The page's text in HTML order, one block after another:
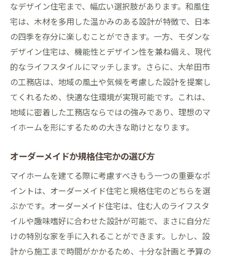
なデザイン住宅まで、幅広い選択肢があります。和風住
宅は、木材を多用した温かみのある設計が特徴で、日本
の四季を存分に楽しむことができます。一方、モダンな
デザイン住宅は、機能性とデザイン性を兼ね備え、現代
的なライフスタイルにマッチします。さらに、大牟田市
の工務店は、地域の風土や気候を考慮した設計を提案し
てくれるため、快適な住環境が実現可能です。これは、
地域に密着した工務店ならではの強みであり、理想のマ
イホームを形にするための大きな助けとなります。
オーダーメイドか規格住宅かの選び方
マイホームを建てる際に考慮すべきもう一つの重要なポ
イントは、オーダーメイド住宅と規格住宅のどちらを選
ぶかです。オーダーメイド住宅は、住む人のライフスタ
イルや趣味嗜好に合わせた設計が可能で、まさに自分だ
けの特別な家を手に入れることができます。しかし、設
計から施工まで時間がかかるため、十分な計画と予算の